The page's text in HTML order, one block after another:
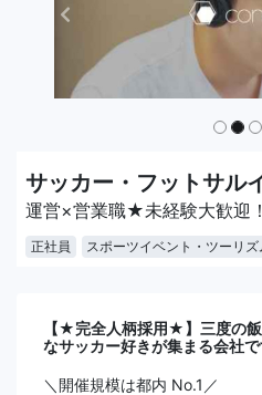
サッカー・フットサル
運営×営業職★未経験大歓迎！
正社員 スポーツイベント・ツーリズ
【★完全人柄採用★】三度の
なサッカー好きが集まる会社で
＼開催規模は都内 No.1／